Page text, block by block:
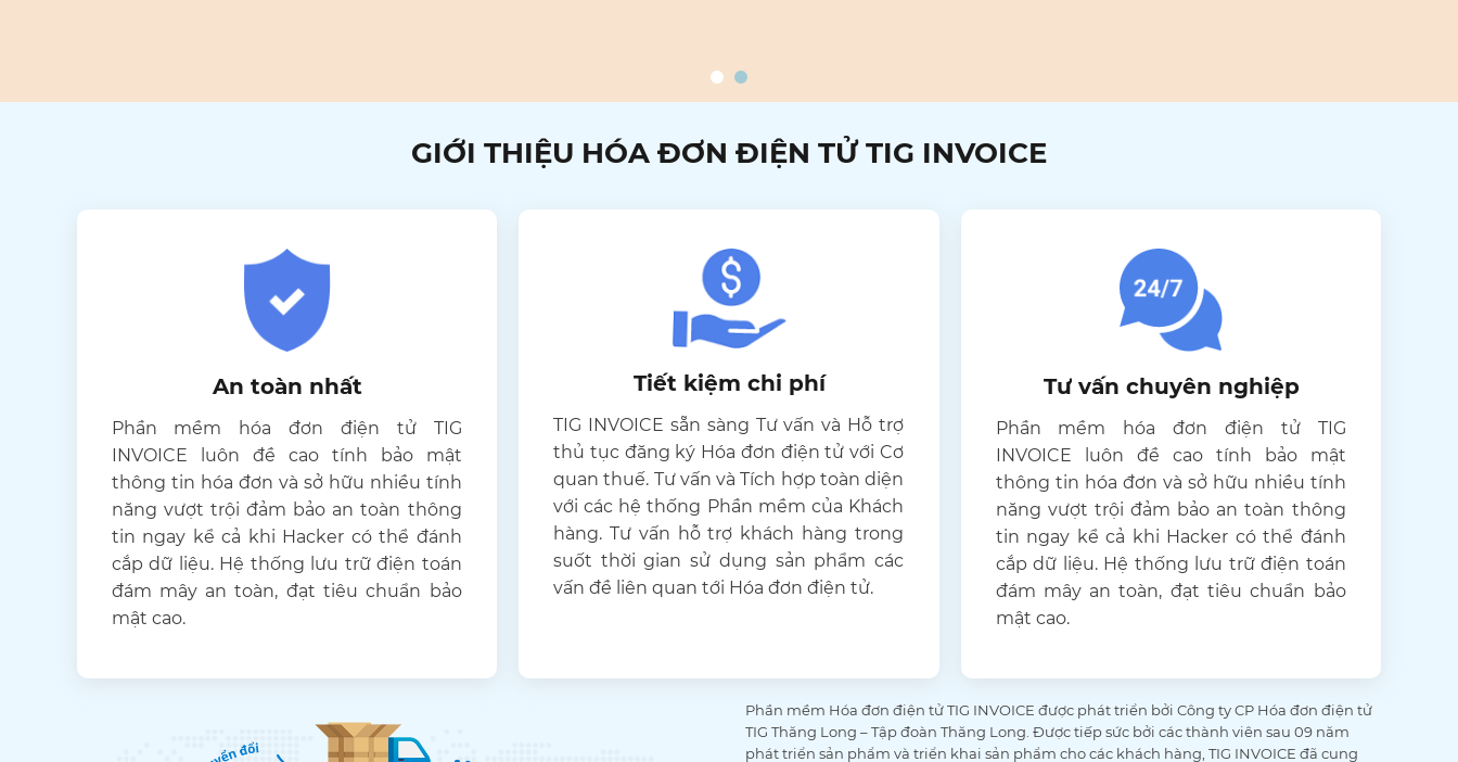
GIỚI THIỆU HÓA ĐƠN ĐIỆN TỬ TIG INVOICE
An toàn nhất
Phần mềm hóa đơn điện tử TIG
INVOICE luôn đề cao tính bảo mật
thông tin hóa đơn và sở hữu nhiều tính
năng vượt trội đảm bảo an toàn thông
tin ngay kể cả khi Hacker có thể đánh
cắp dữ liệu. Hệ thống lưu trữ điện toán
đám mây an toàn, đạt tiêu chuẩn bảo
mật cao.
Tiết kiệm chi phí
TIG INVOICE sẵn sàng Tư vấn và Hỗ trợ
thủ tục đăng ký Hóa đơn điện tử với Cơ
quan thuế. Tư vấn và Tích hợp toàn diện
với các hệ thống Phần mềm của Khách
hàng. Tư vấn hỗ trợ khách hàng trong
suốt thời gian sử dụng sản phẩm các
vấn đề liên quan tới Hóa đơn điện tử.
Tư vấn chuyên nghiệp
Phần mềm hóa đơn điện tử TIG
INVOICE luôn đề cao tính bảo mật
thông tin hóa đơn và sở hữu nhiều tính
năng vượt trội đảm bảo an toàn thông
tin ngay kể cả khi Hacker có thể đánh
cắp dữ liệu. Hệ thống lưu trữ điện toán
đám mây an toàn, đạt tiêu chuẩn bảo
mật cao.
Phần mềm Hóa đơn điện tử TIG INVOICE được phát triển bởi Công ty CP Hóa đơn điện tử
TIG Thăng Long – Tập đoàn Thăng Long. Được tiếp sức bởi các thành viên sau 09 năm
phát triển sản phẩm và triển khai sản phẩm cho các khách hàng, TIG INVOICE đã cung